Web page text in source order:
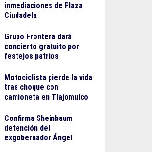
inmediaciones de Plaza
Ciudadela
Grupo Frontera dará
concierto gratuito por
festejos patrios
Motociclista pierde la vida
tras choque con
camioneta en Tlajomulco
Confirma Sheinbaum
detención del
exgobernador Ángel